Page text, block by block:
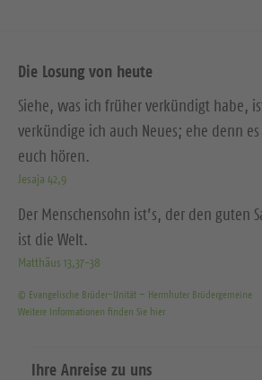
Die Losung von heute
Siehe, was ich früher verkündigt habe,
verkündige ich auch Neues; ehe denn es
euch hören.
Jesaja 42,9
Der Menschensohn ist’s, der den guten
ist die Welt.
Matthäus 13,37-38
© Evangelische Brüder-Unität – Herrnhuter Brüdergemeine
Weitere Informationen finden Sie hier
Ihre Anreise zu uns